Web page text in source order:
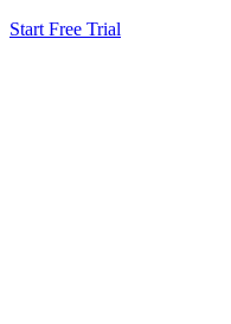
Start Free Trial